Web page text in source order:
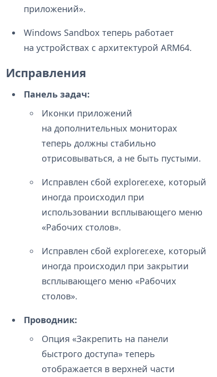
приложений».
Windows Sandbox теперь работает
на устройствах с архитектурой ARM64.
Исправления
Панель задач:
Иконки приложений
на дополнительных мониторах
теперь должны стабильно
отрисовываться, а не быть пустыми.
Исправлен сбой explorer.exe, который
иногда происходил при
использовании всплывающего меню
«Рабочих столов».
Исправлен сбой explorer.exe, который
иногда происходил при закрытии
всплывающего меню «Рабочих
столов».
Проводник:
Опция «Закрепить на панели
быстрого доступа» теперь
отображается в верхней части